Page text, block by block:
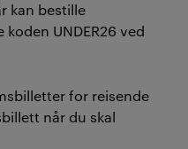
kan bestille
UNDER26 ved
for reisende
når du skal